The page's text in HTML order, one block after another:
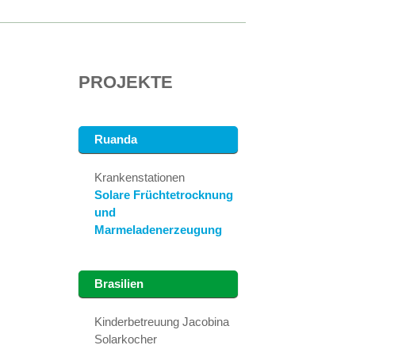
PROJEKTE
Ruanda
Krankenstationen
Solare Früchtetrocknung
und
Marmeladenerzeugung
Brasilien
Kinderbetreuung Jacobina
Solarkocher